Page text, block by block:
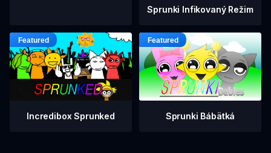
Sprunki Infikovaný Režim
Incredibox Sprunked Sprunki Bábätká